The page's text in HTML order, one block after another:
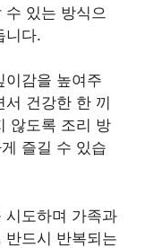
수 있는 방식으
니다.
이감을 높여주
건강한 한 끼
않도록 조리 방
즐길 수 있습
시도하며 가족과
반드시 반복되는